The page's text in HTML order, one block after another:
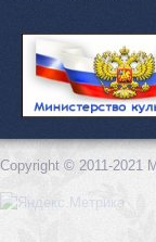
Copyright © 2011-2021